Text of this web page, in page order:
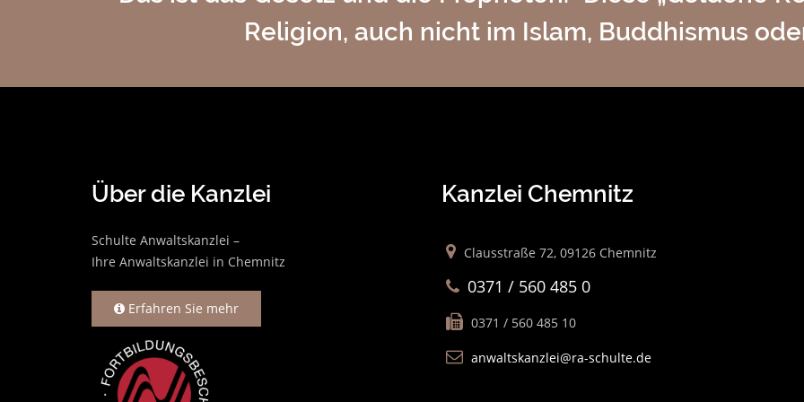
Religion, auch nicht im Islam, Buddhismus
Über die Kanzlei
Schulte Anwaltskanzlei –
Ihre Anwaltskanzlei in Chemnitz
Erfahren Sie mehr
Kanzlei Chemnitz
Clausstraße 72, 09126 Chemnitz
0371 / 560 485 0
0371 / 560 485 10
anwaltskanzlei@ra-schulte.de